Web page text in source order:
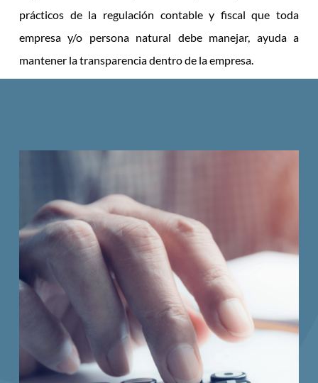
prácticos de la regulación contable y fiscal que toda
empresa y/o persona natural debe manejar, ayuda a
mantener la transparencia dentro de la empresa.